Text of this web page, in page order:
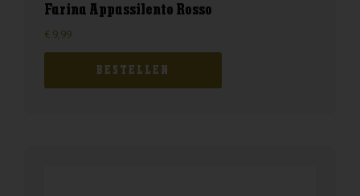
Farina Appassilento Rosso
€ 9,99
BESTELLEN